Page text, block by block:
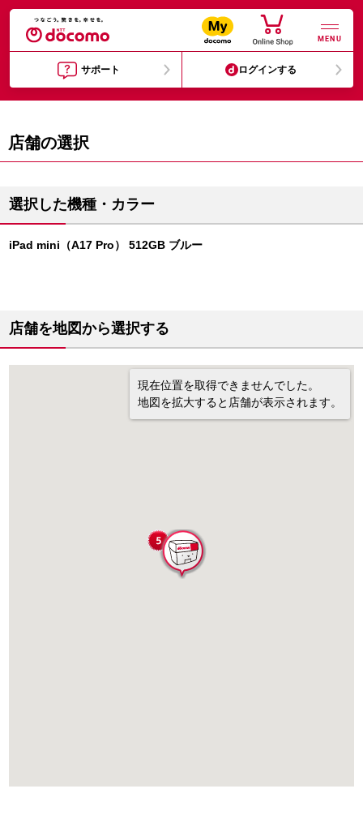
MENU
サポート ログインする
店舗の選択
選択した機種・カラー
iPad mini（A17 Pro） 512GB ブルー
店舗を地図から選択する
現在位置を取得できませんでした。
地図を拡大すると店舗が表示されます。